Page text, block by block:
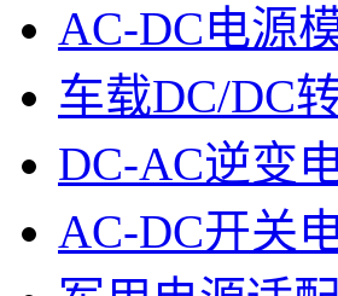
AC-DC电源
车载DC/DC
DC-AC逆变
AC-DC开关